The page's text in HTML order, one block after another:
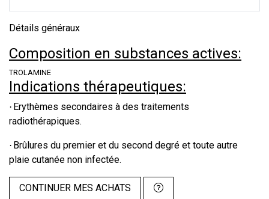
Détails généraux
Composition en substances actives:
TROLAMINE
Indications thérapeutiques:
· Erythèmes secondaires à des traitements
radiothérapiques.
· Brûlures du premier et du second degré et toute autre
plaie cutanée non infectée.
CONTINUER MES ACHATS